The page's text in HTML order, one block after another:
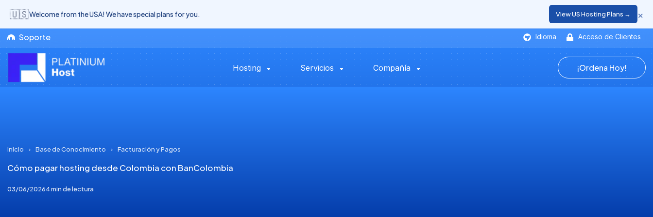
Soporte Idioma Acceso de Clientes
Hosting Servicios Compañía ¡Ordena Hoy!
🇺🇸Welcome from the USA! We have special plans for you. View US Hosting Plans → ×
Inicio › Base de Conocimiento › Facturación y Pagos
Cómo pagar hosting desde Colombia con BanColombia
03/06/20264 min de lectura